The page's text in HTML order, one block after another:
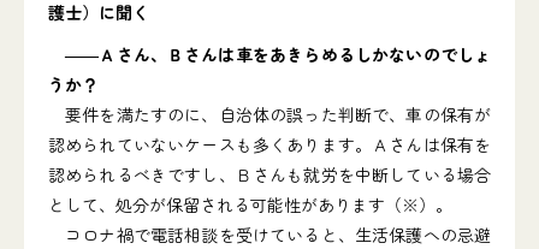
護士）に聞く
――Ａさん、Ｂさんは車をあきらめるしかないのでしょ
うか？
要件を満たすのに、自治体の誤った判断で、車の保有が
認められていないケースも多くあります。Ａさんは保有を
認められるべきですし、Ｂさんも就労を中断している場合
として、処分が保留される可能性があります（※）。
コロナ禍で電話相談を受けていると、生活保護への忌避